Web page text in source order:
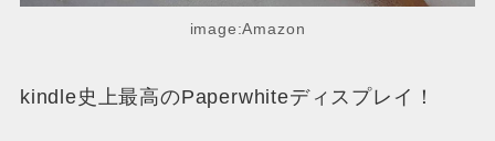
image:Amazon
kindle史上最高のPaperwhiteディスプレイ！